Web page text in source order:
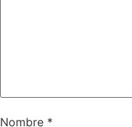
Nombre *